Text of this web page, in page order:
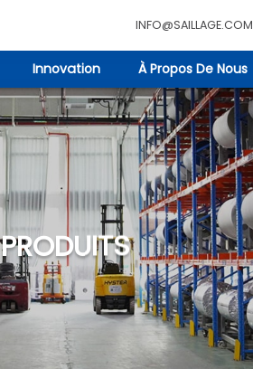
INFO@SAILLAGE.COM
Innovation À Propos De Nous
PRODUITS